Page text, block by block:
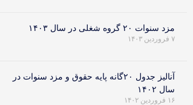
مزد سنوات ۲۰ گروه شغلی در سال ۱۴۰۳
۷ فروردین ۱۴۰۳
آنالیز جدول ۲۰گانه پایه حقوق و مزد سنوات در
سال ۱۴۰۲
۱۶ فروردین ۱۴۰۲